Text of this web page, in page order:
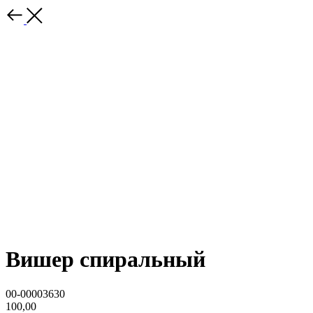
Вишер спиральный
00-00003630
100,00